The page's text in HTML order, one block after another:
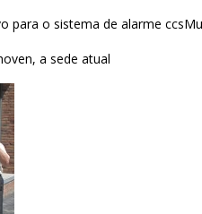
para o sistema de alarme
a sede atual